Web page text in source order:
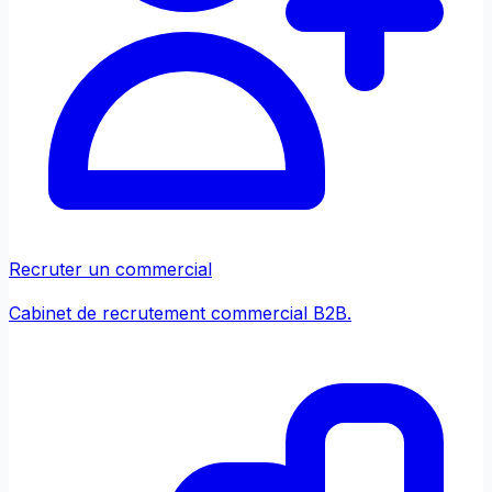
Recruter un commercial
Cabinet de recrutement commercial B2B.